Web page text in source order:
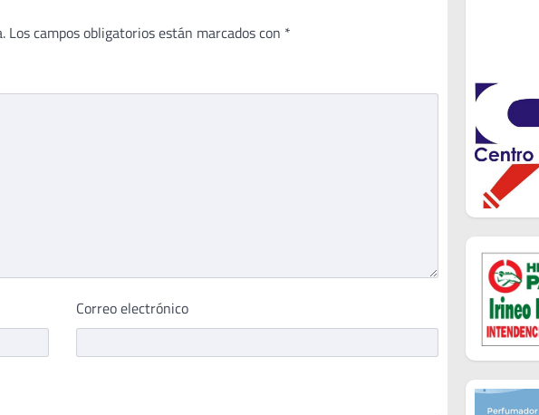
Los campos obligatorios están marcados con *
Correo electrónico